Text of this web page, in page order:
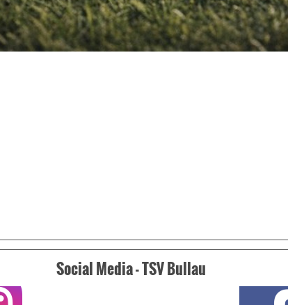
Social Media - TSV Bullau